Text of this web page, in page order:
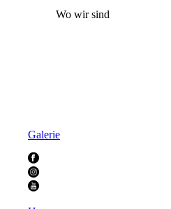
Wo wir sind
Galerie